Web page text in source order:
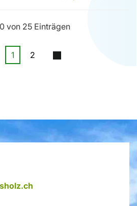
von 25 Einträgen
1 2